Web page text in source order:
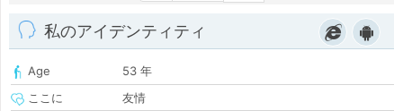
私のアイデンティティ
Age
53 年
ここに
友情